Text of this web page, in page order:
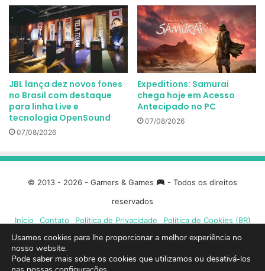
JBL lança dez novos fones
no Brasil com destaque
para linha Live e
tecnologia OpenSound
07/08/2026
Expeditions: Samurai
chega hoje em Acesso
Antecipado no PC
07/08/2026
© 2013 - 2026 - Gamers & Games
- Todos os direitos
reservados
Início
Contato Política de Privacidade Política de Cookies (BR)
Facebook
X
Usamos cookies para lhe proporcionar a melhor experiência no
nosso website.
Pode saber mais sobre os cookies que utilizamos ou desativá-los